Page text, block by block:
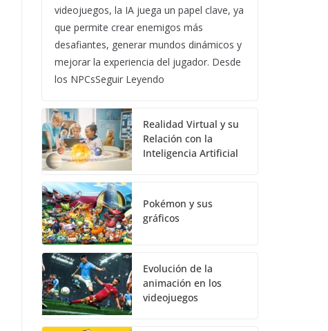
videojuegos, la IA juega un papel clave, ya
que permite crear enemigos más
desafiantes, generar mundos dinámicos y
mejorar la experiencia del jugador. Desde
los NPCsSeguir Leyendo
Realidad Virtual y su
Relación con la
Inteligencia Artificial
Pokémon y sus
gráficos
Evolución de la
animación en los
videojuegos